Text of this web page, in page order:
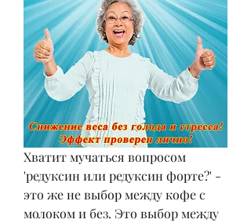
Хватит мучаться вопросом
'редуксин или редуксин форте?' -
это же не выбор между кофе с
молоком и без. Это выбор между